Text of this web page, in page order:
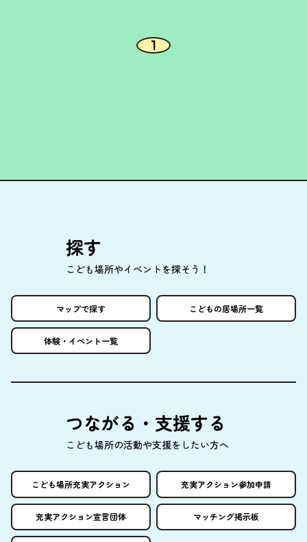
1
探す
こども場所やイベントを探そう！
マップで探す こどもの居場所一覧
体験 ・イベント一覧
つながる・ 支援する
こども場所の活動や支援をしたい方へ
こども場所充実アクション 充実アクション参加申請
充実アクション宣言団体 マッチング掲示板